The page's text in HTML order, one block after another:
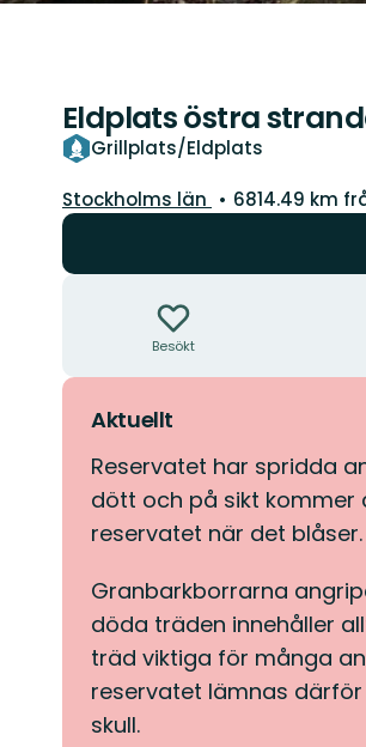
Eldplats östra
Grillplats/Eldplats
Län:
Stockholms län
6814.49 km
Besökt
Aktuellt
Reservatet har spridda
dött och på sikt kommer
reservatet när det blåser.
Granbarkborrarna
döda träden innehåller
träd viktiga för många
reservatet lämnas
skull.